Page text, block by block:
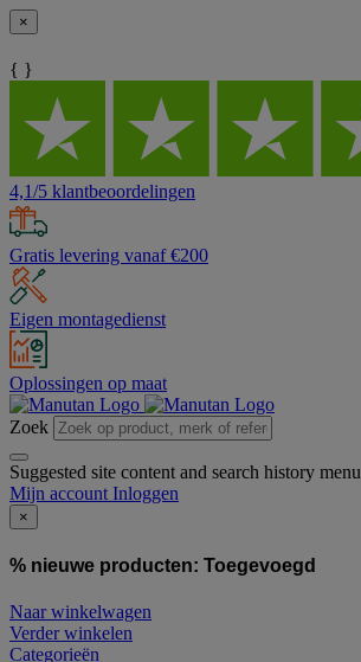
×
{ }
4,1/5 klantbeoordelingen
Gratis levering vanaf €200
Eigen montagedienst
Oplossingen op maat
Zoek
Suggested site content and search history menu
Mijn account Inloggen
×
% nieuwe producten: Toegevoegd
Naar winkelwagen
Verder winkelen
Categorieën